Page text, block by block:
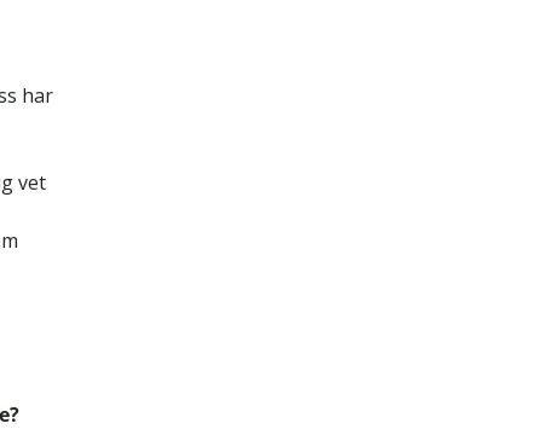
har
vet